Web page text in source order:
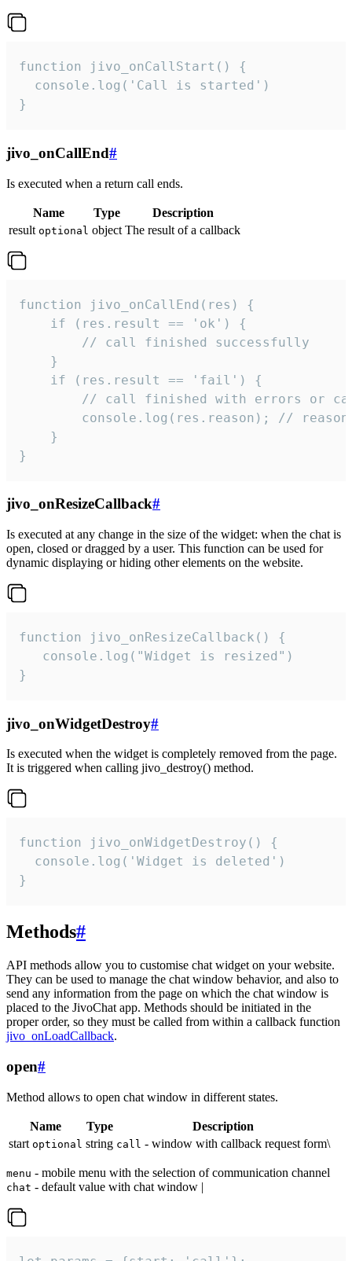
function jivo_onCallStart() {
  console.log('Call is started')
}
jivo_onCallEnd#
Is executed when a return call ends.
Name Type
Description
result optional object The result of a callback
function jivo_onCallEnd(res) {
    if (res.result == 'ok') {
        // call finished successfully
    }
    if (res.result == 'fail') {
// call finished with errors or
console.log(res.reason); //
    }
}
jivo_onResizeCallback#
Is executed at any change in the size of the widget: when the chat is
open, closed or dragged by a user. This function can be used for
dynamic displaying or hiding other elements on the website.
function jivo_onResizeCallback() {
   console.log("Widget is resized")
}
jivo_onWidgetDestroy#
Is executed when the widget is completely removed from the page.
It is triggered when calling jivo_destroy() method.
function jivo_onWidgetDestroy() {
  console.log('Widget is deleted')
}
Methods#
API methods allow you to customise chat widget on your website.
They can be used to manage the chat window behavior, and also to
send any information from the page on which the chat window is
placed to the JivoChat app. Methods should be initiated in the
proper order, so they must be called from within a callback function
jivo_onLoadCallback.
open#
Method allows to open chat window in different states.
Name Type
Description
start optional string call - window with callback request form\
menu - mobile menu with the selection of communication channel
chat - default value with chat window |